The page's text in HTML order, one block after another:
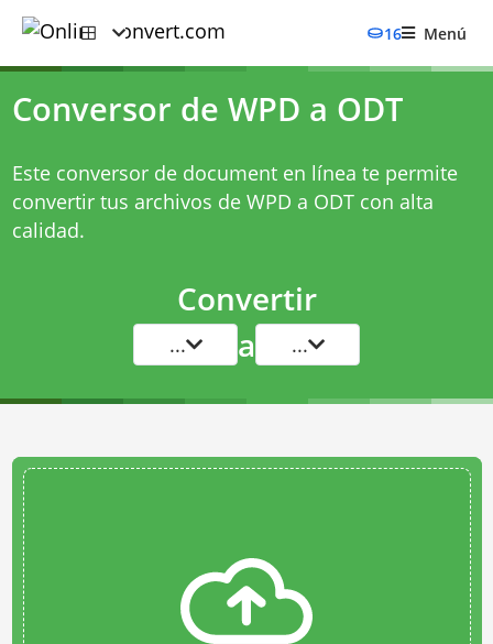
16 Menú
Conversor de WPD a ODT
Este conversor de document en línea te permite
convertir tus archivos de WPD a ODT con alta
calidad.
Convertir
... a ...